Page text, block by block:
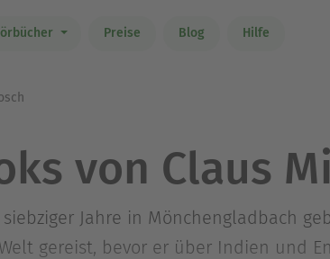
Preise Blog Hilfe
von Claus
Jahre in Mönchengladbach
gereist, bevor er über Indien und